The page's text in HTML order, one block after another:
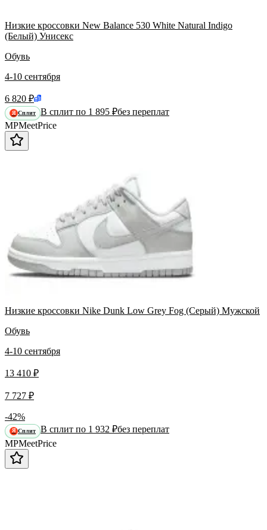
Низкие кроссовки New Balance 530 White Natural Indigo
(Белый) Унисекс
Обувь
4-10 сентября
6 820 ₽
Я Сплит В сплит по 1 895 ₽без переплат
MPMeetPrice
Низкие кроссовки Nike Dunk Low Grey Fog (Серый) Мужской
Обувь
4-10 сентября
13 410 ₽
7 727 ₽
-42%
Я Сплит В сплит по 1 932 ₽без переплат
MPMeetPrice